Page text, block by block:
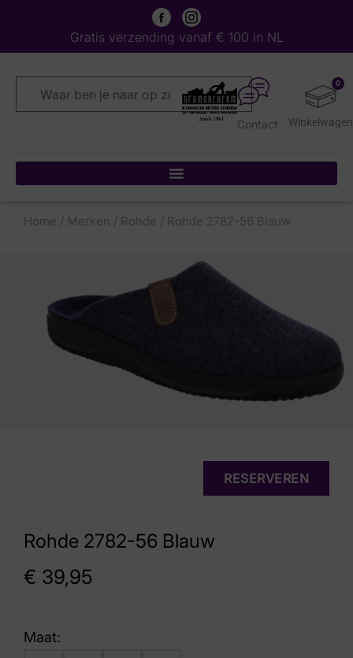
Gratis verzending vanaf € 100 in NL
0
Contact
Home / Merken / Rohde / Rohde 2782-56 Blauw
Rohde 2782-56 Blauw
€ 39,95
RESERVEREN
Maat: